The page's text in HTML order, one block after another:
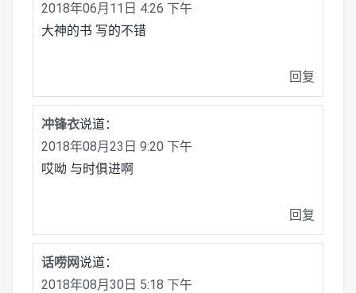
2018年06月11日 4:26 下午
大神的书 写的不错
回复
冲锋衣说道：
2018年08月23日 9:20 下午
哎呦 与时俱进啊
回复
话唠网说道：
2018年08月30日 5:18 下午